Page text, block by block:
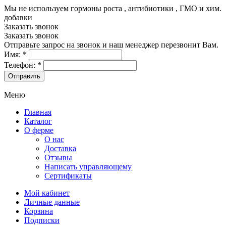
Мы не используем гормоны роста , антибиотики , ГМО и хим.
добавки
Заказать звонок
Заказать звонок
Отправьте запрос на звонок и наш менеджер перезвонит Вам.
Имя: *
Телефон: *
Меню
Главная
Каталог
О ферме
О нас
Доставка
Отзывы
Написать управляющему
Сертификаты
Мой кабинет
Личные данные
Корзина
Подписки